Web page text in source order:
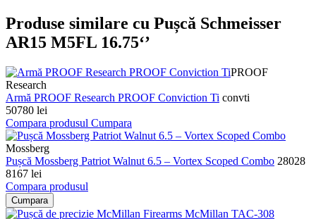
Produse similare cu Pușcă Schmeisser
AR15 M5FL 16.75‘’
PROOF
Research
Armă PROOF Research PROOF Conviction Ti convti
50780 lei
Compara produsul Cumpara
Mossberg
Pușcă Mossberg Patriot Walnut 6.5 – Vortex Scoped Combo 28028
8167 lei
Compara produsul
Cumpara